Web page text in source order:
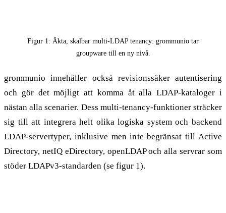
Figur 1: Äkta, skalbar multi-LDAP tenancy: grommunio tar
groupware till en ny nivå.
grommunio innehåller också revisionssäker autentisering
och gör det möjligt att komma åt alla LDAP-kataloger i
nästan alla scenarier. Dess multi-tenancy-funktioner sträcker
sig till att integrera helt olika logiska system och backend
LDAP-servertyper, inklusive men inte begränsat till Active
Directory, netIQ eDirectory, openLDAP och alla servrar som
stöder LDAPv3-standarden (se figur 1).